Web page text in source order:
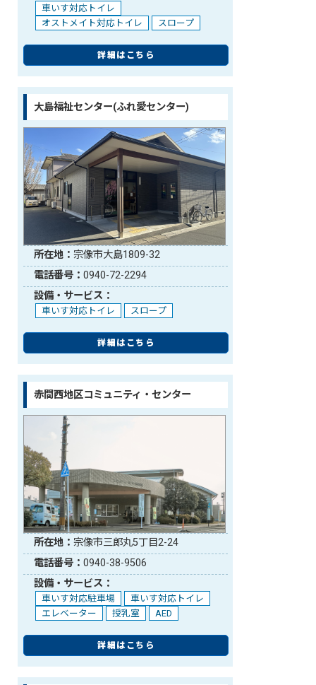
車いす対応トイレ
オストメイト対応トイレ
スロープ
詳細はこちら
大島福祉センター(ふれ愛センター)
所在地：宗像市大島1809-32
電話番号：0940-72-2294
設備・サービス：
車いす対応トイレ スロープ
詳細はこちら
赤間西地区コミュニティ・センター
所在地：宗像市三郎丸5丁目2-24
電話番号：0940-38-9506
設備・サービス：
車いす対応駐車場
車いす対応トイレ
エレベーター
授乳室 AED
詳細はこちら